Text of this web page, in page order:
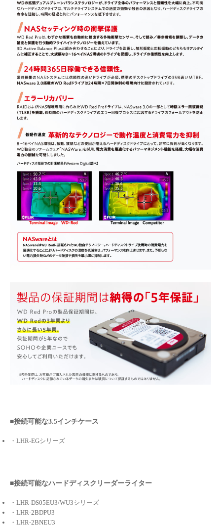
■接続可能な3.5インチケース
・LHR-EGシリーズ
■接続可能なハードディスクリーダーライター
・LHR-DS05EU3/WU3シリーズ
・LHR-2BDPU3
・LHR-2BNEU3